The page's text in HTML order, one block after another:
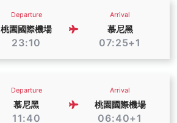
Departure
桃園國際機場
23:10
Arrival
慕尼黑
07:25+1
Departure
慕尼黑
11:40
Arrival
桃園國際機場
06:40+1